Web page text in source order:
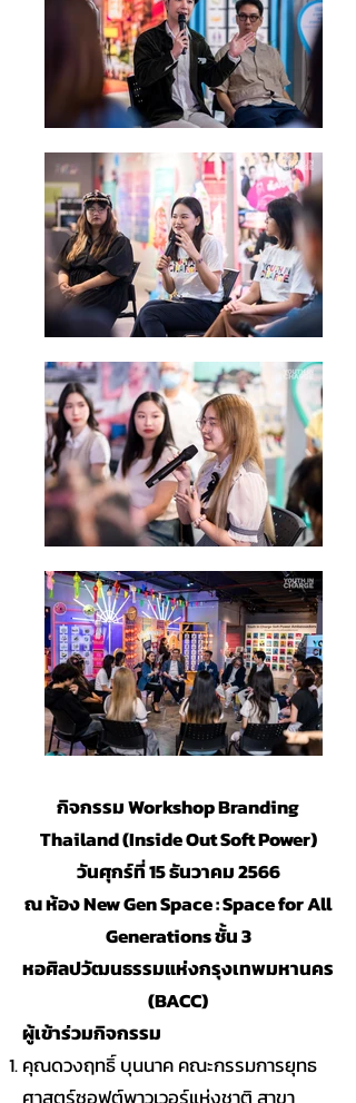
กิจกรรม Workshop Branding
Thailand (Inside Out Soft Power)
วันศุกร์ที่ 15 ธันวาคม 2566
ณ ห้อง New Gen Space : Space for All
Generations ชั้น 3
หอศิลปวัฒนธรรมแห่งกรุงเทพมหานคร
(BACC)
ผู้เข้าร่วมกิจกรรม
คุณดวงฤทธิ์ บุนนาค คณะกรรมการยุทธ